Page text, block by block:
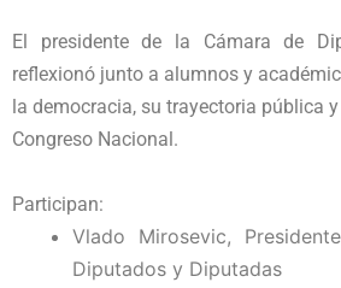
El presidente de la Cámara de
reflexionó junto a alumnos y
la democracia, su trayectoria pública
Congreso Nacional.
Participan:
Vlado Mirosevic,
Diputados y Diputadas